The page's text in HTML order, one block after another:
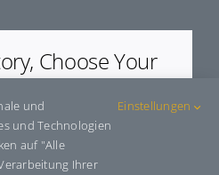
Choose Your
LinkedInWhatsAppTelegram
E-
Mail
und
und Technologien
auf "Alle
Ihrer
Einstellungen